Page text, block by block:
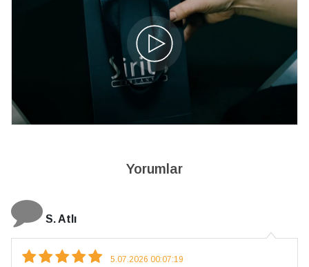
Yorumlar
S. Atlı
5.07.2026 00:07:19